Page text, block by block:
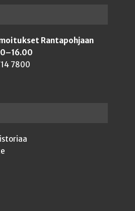
Rantapohjaan
7800